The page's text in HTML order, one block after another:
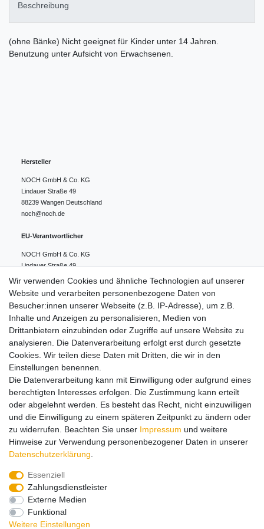
Beschreibung
(ohne Bänke) Nicht geeignet für Kinder unter 14 Jahren.
Benutzung unter Aufsicht von Erwachsenen.
Hersteller
NOCH GmbH & Co. KG
Lindauer Straße 49
88239 Wangen Deutschland
noch@noch.de
EU-Verantwortlicher
NOCH GmbH & Co. KG
Lindauer Straße 49
Wangen
Deutschland
Hinweise zur Batterieentsorgung
Lieferung und Versand
Impressum Daten­schutz­erklärung AGB
Barrierefreiheitserklärung
Vertrag widerrufen
Zahlungsarten:
Wir verwenden Cookies und ähnliche Technologien auf unserer
Website und verarbeiten personenbezogene Daten von
Besucher:innen unserer Webseite (z.B. IP-Adresse), um z.B.
Inhalte und Anzeigen zu personalisieren, Medien von
Drittanbietern einzubinden oder Zugriffe auf unsere Website zu
analysieren. Die Datenverarbeitung erfolgt erst durch gesetzte
Cookies. Wir teilen diese Daten mit Dritten, die wir in den
Einstellungen benennen.
Die Datenverarbeitung kann mit Einwilligung oder aufgrund eines
berechtigten Interesses erfolgen. Die Zustimmung kann erteilt
oder abgelehnt werden. Es besteht das Recht, nicht einzuwilligen
und die Einwilligung zu einem späteren Zeitpunkt zu ändern oder
zu widerrufen. Beachten Sie unser Impressum und weitere
Hinweise zur Verwendung personenbezogener Daten in unserer
Daten­schutz­erklärung
Essenziell
Zahlungsdienstleister
Externe Medien
Funktional
Weitere Einstellungen